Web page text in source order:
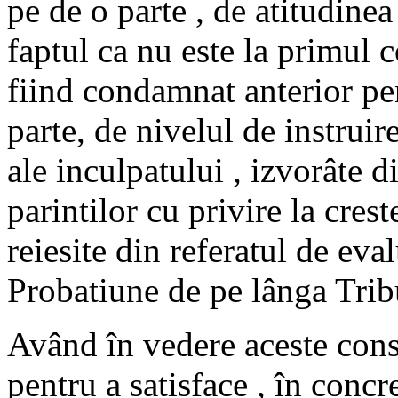
pe de o parte , de
faptul ca nu este la primul
fiind condamnat anterior
parte, de nivelul de
ale inculpatului , izvorâte
parintilor cu privire la
reiesite din referatul de
Probatiune de pe lânga
Având în vedere aceste
pentru a satisface , în